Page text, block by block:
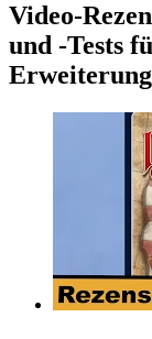
Video-
und -Tests